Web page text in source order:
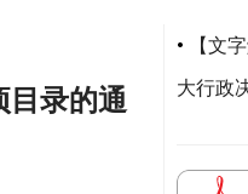
目录的通
• 【文
大行政